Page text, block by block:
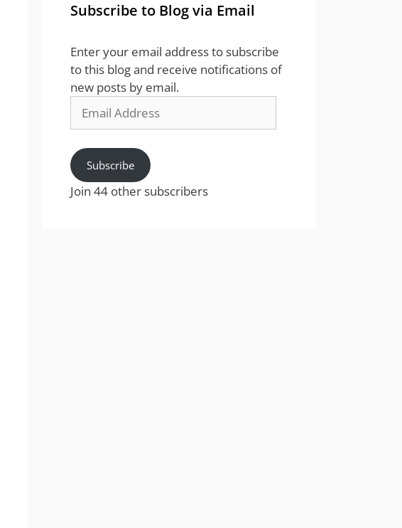
Subscribe to Blog via Email
Enter your email address to subscribe
to this blog and receive notifications of
new posts by email.
Address
Subscribe
Join 44 other subscribers